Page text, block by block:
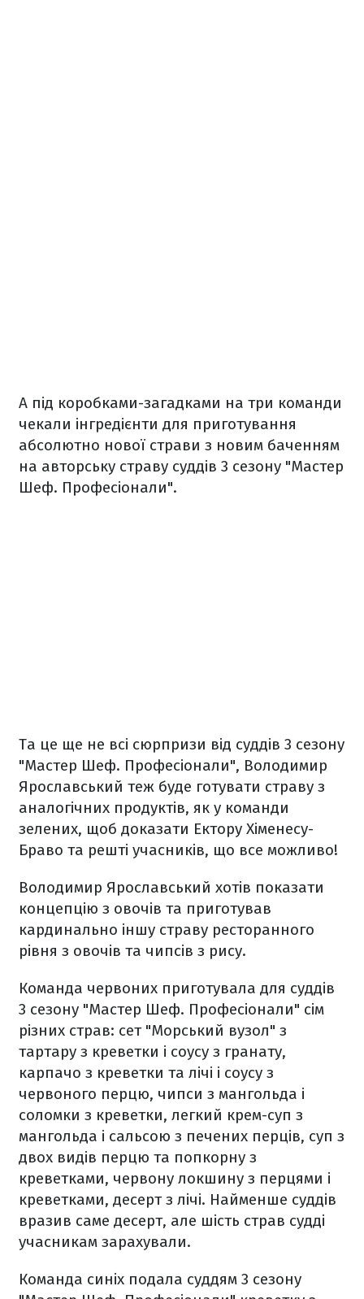
А під коробками-загадками на три команди
чекали інгредієнти для приготування
абсолютно нової страви з новим баченням
на авторську страву суддів 3 сезону "Мастер
Шеф. Професіонали".
Та це ще не всі сюрпризи від суддів 3 сезону
"Мастер Шеф. Професіонали", Володимир
Ярославський теж буде готувати страву з
аналогічних продуктів, як у команди
зелених, щоб доказати Ектору Хіменесу-
Браво та решті учасників, що все можливо!
Володимир Ярославський хотів показати
концепцію з овочів та приготував
кардинально іншу страву ресторанного
рівня з овочів та чипсів з рису.
Команда червоних приготувала для суддів
3 сезону "Мастер Шеф. Професіонали" сім
різних страв: сет "Морський вузол" з
тартару з креветки і соусу з гранату,
карпачо з креветки та лічі і соусу з
червоного перцю, чипси з мангольда і
соломки з креветки, легкий крем-суп з
мангольда і сальсою з печених перців, суп з
двох видів перцю та попкорну з
креветками, червону локшину з перцями і
креветками, десерт з лічі. Найменше суддів
вразив саме десерт, але шість страв судді
учасникам зарахували.
Команда синіх подала суддям 3 сезону